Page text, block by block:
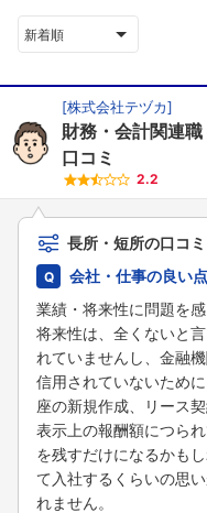
新着順
[株式会社テヅカ]
財務・会計関連職
口コミ
2.2
長所・短所の口コミ
会社・仕事の良い
業績・将来性に問題を感
将来性は、全くないと
れていませんし、金融
信用されていないため
座の新規作成、リース
表示上の報酬額につら
を残すだけになるかも
て入社するくらいの思
れません。